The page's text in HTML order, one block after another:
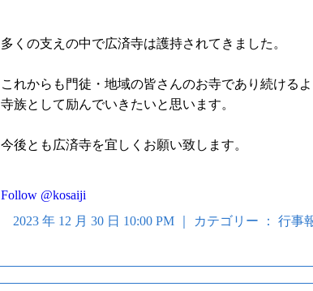
多くの支えの中で広済寺は護持されてきました。
これからも門徒・地域の皆さんのお寺であり続けるよ
寺族として励んでいきたいと思います。
今後とも広済寺を宜しくお願い致します。
Follow @kosaiji
2023 年 12 月 30 日 10:00 PM ｜ カテゴリー ： 行事